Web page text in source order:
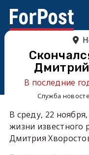
В последние
Служба
В среду, 22
жизни известного
Дмитрия